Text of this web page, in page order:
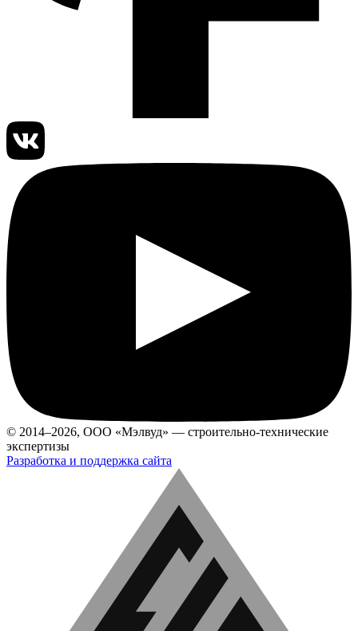
© 2014–2026, ООО «Мэлвуд» — строительно-технические
экспертизы
Разработка и поддержка сайта